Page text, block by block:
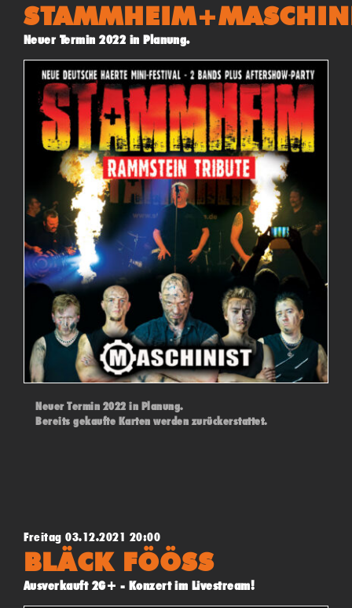
Neuer Termin 2022 in Planung.
Neuer Termin 2022 in Planung.
Bereits gekaufte Karten werden zurückerstattet.
Freitag 03.12.2021 20:00
BLÄCK FÖÖSS
Ausverkauft 2G+ - Konzert im Livestream!